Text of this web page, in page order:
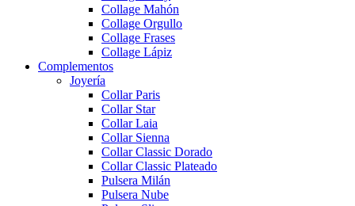
Collage Mahón
Collage Orgullo
Collage Frases
Collage Lápiz
Complementos
Joyería
Collar Paris
Collar Star
Collar Laia
Collar Sienna
Collar Classic Dorado
Collar Classic Plateado
Pulsera Milán
Pulsera Nube